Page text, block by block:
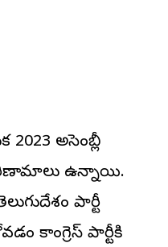
అసెంబ్లీ
ఉన్నాయి.
పార్టీ
కాంగ్రెస్ పార్టీకి